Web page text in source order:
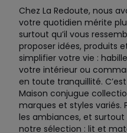
Chez La Redoute, nous
votre quotidien mérite
surtout qu’il vous
proposer idées, produits
simplifier votre vie :
votre intérieur ou
en toute tranquillité.
Maison conjugue
marques et styles variés.
les ambiances, et
notre sélection : lit et